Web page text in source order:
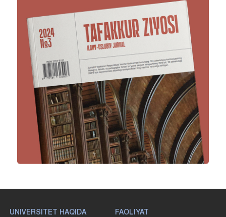
UNIVERSITET HAQIDA FAOLIYAT